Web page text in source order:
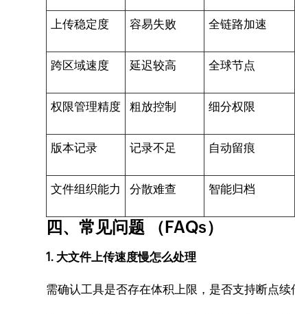
上传稳定度 容易失败 全链路加速
跨区域速度 延迟较高 全球节点
权限管理精度 粗放控制 细分权限
版本记录 记录不足 自动留痕
文件组织能力 分散难查 智能归档
四、常见问题 （FAQs）
1. 大文件上传速度慢怎么处理
需确认工具是否存在体积上限，是否支持断点